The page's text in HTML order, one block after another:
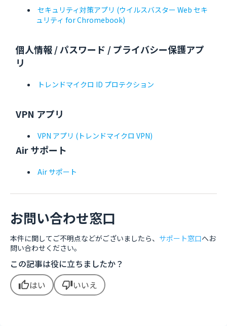
セキュリティ対策アプリ (ウイルスバスター Web セキ
ュリティ for Chromebook)
個人情報 / パスワード / プライバシー保護アプ
リ
トレンドマイクロ ID プロテクション
VPN アプリ
VPN アプリ (トレンドマイクロ VPN)
Air サポート
Air サポート
お問い合わせ窓口
本件に関してご不明点などがございましたら、 サポート窓口へお
問い合わせください。
この記事は役に立ちましたか？
thumb_upはい thumb_downいいえ